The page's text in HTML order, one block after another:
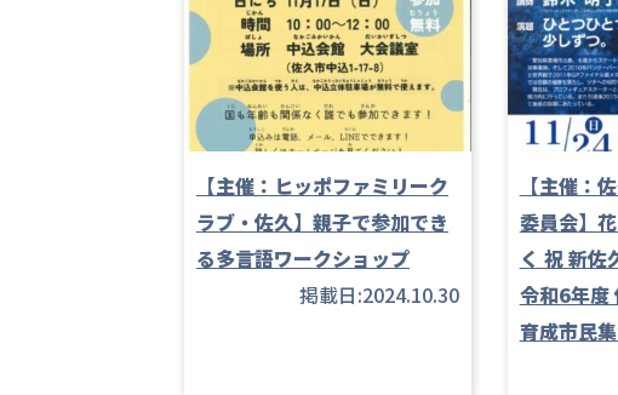
【主催：ヒッポファミリーク
ラブ・佐久】親子で参加でき
る多言語ワークショップ
掲載日:2024.10.30
【主催：
委員会】
く 祝 新
令和6年度
育成市民